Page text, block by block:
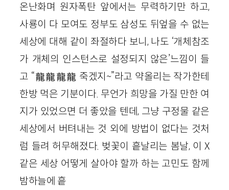
온난화며 원자폭탄 앞에서는 무력하기만 하고,
사룡이 다 모여도 정부도 삼성도 뒤엎을 수 없는
세상에 대해 같이 좌절하다 보니, 나도 ‘개체참조
가 개체의 인스턴스로 설정되지 않은’느낌이 들
고 “龍龍龍龍 죽겠지~”라고 약올리는 작가한테
한방 먹은 기분이다. 무언가 희망을 가질 만한 여
지가 있었으면 더 좋았을 텐데, 그냥 구정물 같은
세상에서 버텨내는 것 외에 방법이 없다는 것처
럼 들려 허무해졌다. 벚꽃이 흩날리는 봄날, 이 X
같은 세상 어떻게 살아야 할까 하는 고민도 함께
밤하늘에 흩